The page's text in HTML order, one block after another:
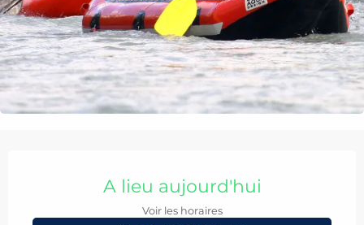
A lieu aujourd'hui
Voir les horaires